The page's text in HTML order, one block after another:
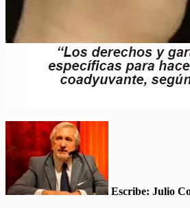
Escribe: Julio